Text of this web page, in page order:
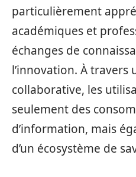
particulièrement
académiques et
échanges de
l’innovation. À travers
collaborative, les
seulement des
d’information, mais
d’un écosystème de